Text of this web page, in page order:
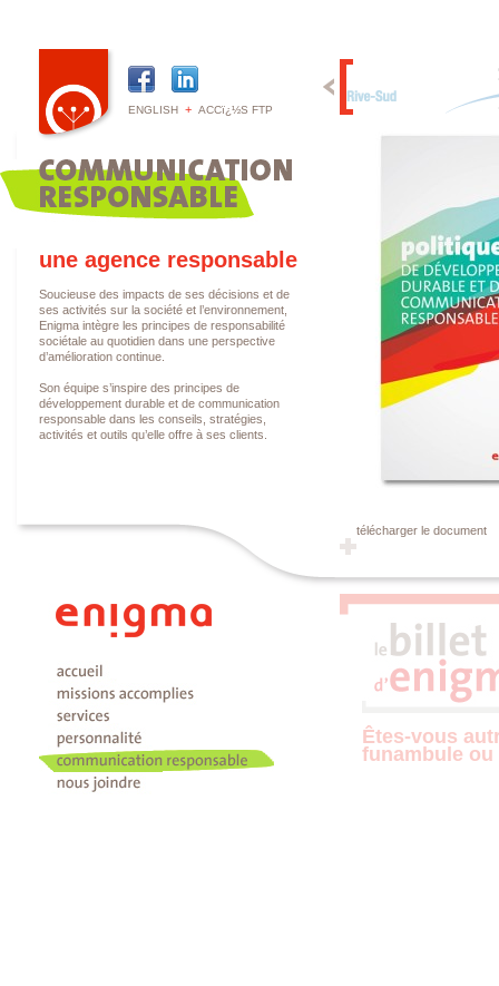
ENGLISH + ACCï¿½S FTP
une agence responsable
Soucieuse des impacts de ses décisions et de
ses activités sur la société et l’environnement,
Enigma intègre les principes de responsabilité
sociétale au quotidien dans une perspective
d’amélioration continue.
Son équipe s’inspire des principes de
développement durable et de communication
responsable dans les conseils, stratégies,
activités et outils qu’elle offre à ses clients.
télécharger le document
Êtes-vous
funambule